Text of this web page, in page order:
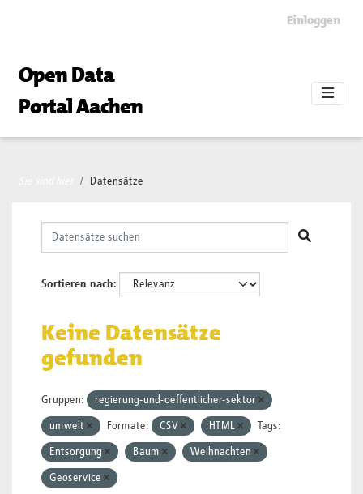
Einloggen
Open Data
Portal Aachen
Datensätze
Sortieren nach
Keine Datensätze
gefunden
Gruppen: regierung-und-oeffentlicher-sektor
umwelt Formate: CSV HTML Tags:
Entsorgung Baum Weihnachten
Geoservice